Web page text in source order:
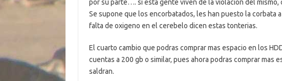
por su parte…. si esta gente viven de la violacion del
Se supone que los encorbatados, les han puesto la corbata
falta de oxigeno en el cerebelo dicen estas tonterias.
El cuarto cambio que podras comprar mas espacio en los
cuentas a 200 gb o similar, pues ahora podras comprar mas
saldran.